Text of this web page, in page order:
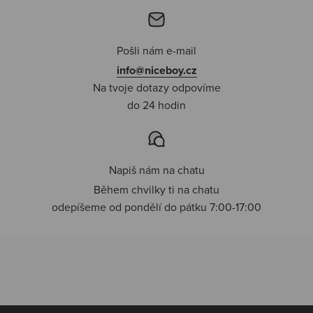
Pošli nám e-mail
info@niceboy.cz
Na tvoje dotazy odpovíme
do 24 hodin
Napiš nám na chatu
Během chvilky ti na chatu
odepíšeme od pondělí do pátku 7:00-17:00